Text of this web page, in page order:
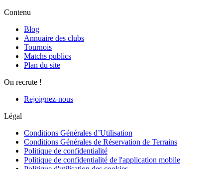
Contenu
Blog
Annuaire des clubs
Tournois
Matchs publics
Plan du site
On recrute !
Rejoignez-nous
Légal
Conditions Générales d’Utilisation
Conditions Générales de Réservation de Terrains
Politique de confidentialité
Politique de confidentialité de l'application mobile